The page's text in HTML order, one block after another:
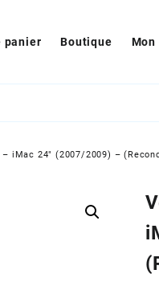
panier Boutique Mon
iMac 24″ (2007/2009) –